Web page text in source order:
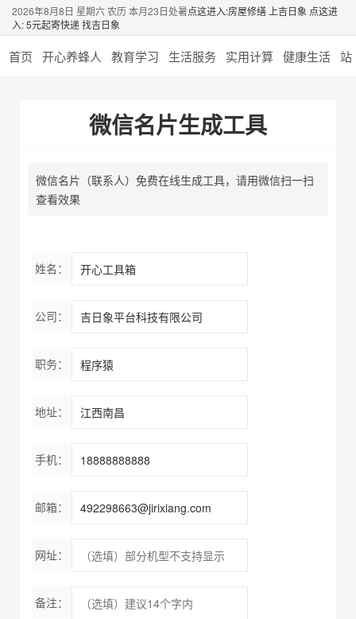
2026年8月8日 星期六 农历 本月23日处暑点这进入:房屋修缮 上吉日象 点这进
入: 5元起寄快递 找吉日象
首页 开心养蜂人 教育学习 生活服务 实用计算 健康生活 站
微信名片生成工具
微信名片（联系人）免费在线生成工具，请用微信扫一扫
查看效果
姓名：
公司：
职务：
地址：
手机：
邮箱：
网址：
备注：